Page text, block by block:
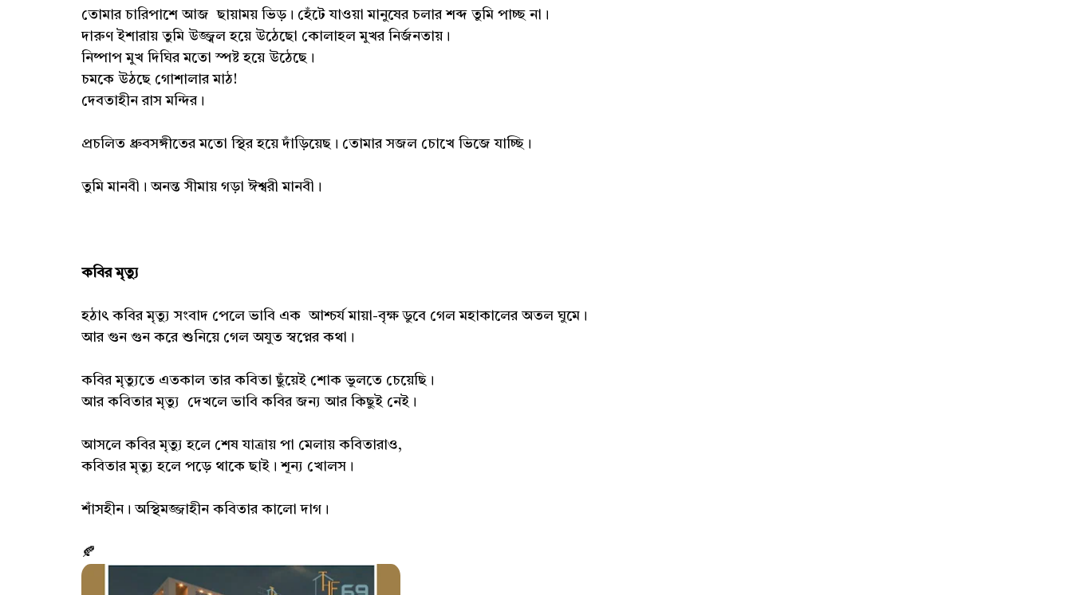
তোমার চারিপাশে আজ ছায়াময় ভিড়। হেঁটে যাওয়া মানুষের চলার শব্দ তুমি পাচ্ছ না।
দারুণ ইশারায় তুমি উজ্জ্বল হয়ে উঠেছো কোলাহল মুখর নির্জনতায়।
নিষ্পাপ মুখ দিঘির মতো স্পষ্ট হয়ে উঠেছে।
চমকে উঠছে গোশালার মাঠ!
দেবতাহীন রাস মন্দির।
প্রচলিত ধ্রুবসঙ্গীতের মতো স্থির হয়ে দাঁড়িয়েছ। তোমার সজল চোখে ভিজে যাচ্ছি।
তুমি মানবী। অনন্ত সীমায় গড়া ঈশ্বরী মানবী।
কবির মৃত্যু
হঠাৎ কবির মৃত্যু সংবাদ পেলে ভাবি এক আশ্চর্য মায়া-বৃক্ষ ডুবে গেল মহাকালের অতল ঘুমে।
আর গুন গুন করে শুনিয়ে গেল অযুত স্বপ্নের কথা।
কবির মৃত্যুতে এতকাল তার কবিতা ছুঁয়েই শোক ভুলতে চেয়েছি।
আর কবিতার মৃত্যু দেখলে ভাবি কবির জন্য আর কিছুই নেই।
আসলে কবির মৃত্যু হলে শেষ যাত্রায় পা মেলায় কবিতারাও,
কবিতার মৃত্যু হলে পড়ে থাকে ছাই। শূন্য খোলস।
শাঁসহীন। অস্থিমজ্জাহীন কবিতার কালো দাগ।
🍂